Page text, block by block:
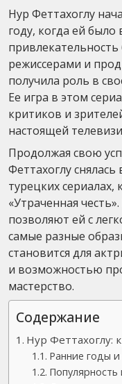
Нур Феттахоглу
году, когда ей было
режиссерами и
получила роль в
Ее игра в этом
критиков и
настоящей
Продолжая свою
Феттахоглу
турецких сериалах,
«Утраченная
позволяют ей с
самые разные
становится для
и возможностью
мастерство.
Содержание
Нур Феттахоглу:
Ранние годы и
Популярность